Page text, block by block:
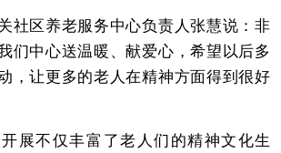
区养老服务中心负责人张慧说：非
们中心送温暖、献爱心，希望以后多
，让更多的老人在精神方面得到很好
不仅丰富了老人们的精神文化生